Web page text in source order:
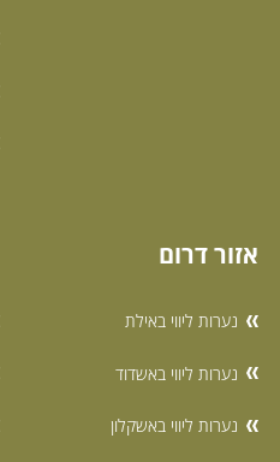
אזור דרום
נערות ליווי באילת
נערות ליווי באשדוד
נערות ליווי באשקלון